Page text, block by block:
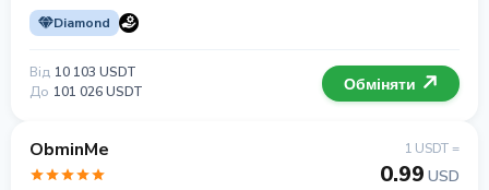
Diamond
Від 10 103 USDT
До 101 026 USDT Обміняти
ObminMe 1 USDT =
0.99 USD